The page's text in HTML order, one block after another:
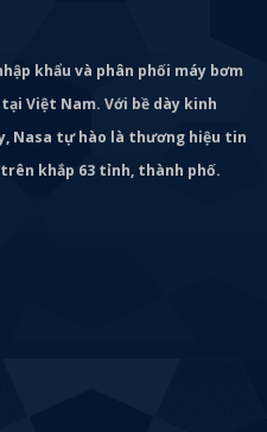
khẩu và phân phối máy bơm
Việt Nam. Với bề dày kinh
Nasa tự hào là thương hiệu tin
khắp 63 tỉnh, thành phố.